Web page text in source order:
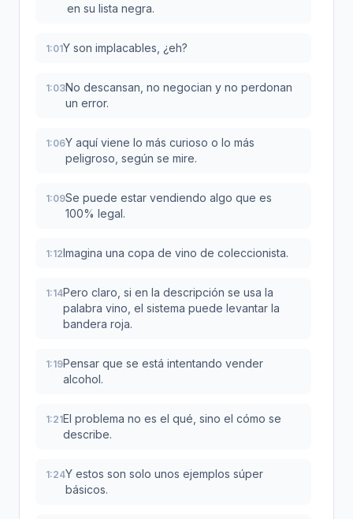
en su lista negra.
1:01Y son implacables, ¿eh?
1:03No descansan, no negocian y no perdonan
un error.
1:06Y aquí viene lo más curioso o lo más
peligroso, según se mire.
1:09Se puede estar vendiendo algo que es
100% legal.
1:12Imagina una copa de vino de coleccionista.
1:14Pero claro, si en la descripción se usa la
palabra vino, el sistema puede levantar la
bandera roja.
1:19Pensar que se está intentando vender
alcohol.
1:21El problema no es el qué, sino el cómo se
describe.
1:24Y estos son solo unos ejemplos súper
básicos.